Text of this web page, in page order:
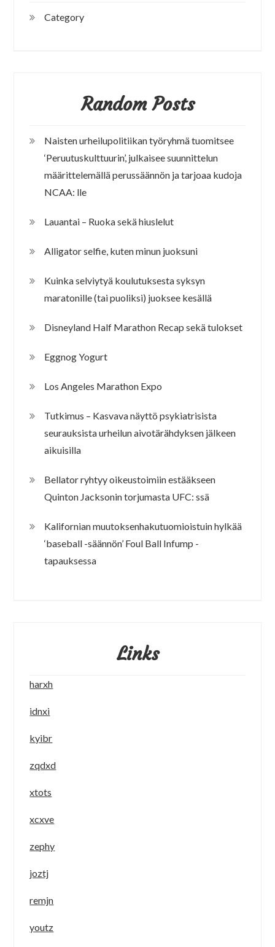
Category
Random Posts
Naisten urheilupolitiikan työryhmä tuomitsee
‘Peruutuskulttuurin’, julkaisee suunnittelun
määrittelemällä perussäännön ja tarjoaa kudoja
NCAA: lle
Lauantai – Ruoka sekä hiuslelut
Alligator selfie, kuten minun juoksuni
Kuinka selviytyä koulutuksesta syksyn
maratonille (tai puoliksi) juoksee kesällä
Disneyland Half Marathon Recap sekä tulokset
Eggnog Yogurt
Los Angeles Marathon Expo
Tutkimus – Kasvava näyttö psykiatrisista
seurauksista urheilun aivotärähdyksen jälkeen
aikuisilla
Bellator ryhtyy oikeustoimiin estääkseen
Quinton Jacksonin torjumasta UFC: ssä
Kalifornian muutoksenhakutuomioistuin hylkää
‘baseball -säännön’ Foul Ball Infump -
tapauksessa
Links
harxh
idnxi
kyibr
zqdxd
xtots
xcxve
zephy
joztj
remjn
youtz